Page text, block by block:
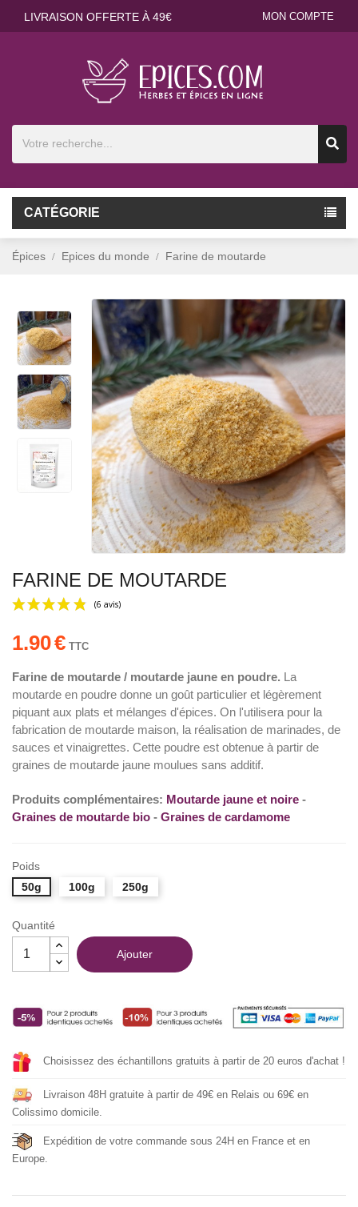
LIVRAISON OFFERTE À 49€ MON COMPTE
CATÉGORIE
Épices Epices du monde Farine de moutarde
FARINE DE MOUTARDE
(6 avis)
1.90€ TTC
Farine de moutarde / moutarde jaune en poudre. La
moutarde en poudre donne un goût particulier et légèrement
piquant aux plats et mélanges d'épices. On l'utilisera pour la
fabrication de moutarde maison, la réalisation de marinades, de
sauces et vinaigrettes. Cette poudre est obtenue à partir de
graines de moutarde jaune moulues sans additif.
Produits complémentaires: Moutarde jaune et noire -
Graines de moutarde bio - Graines de cardamome
Poids
50g
100g 250g
Quantité
Ajouter
Choisissez des échantillons gratuits à partir de 20 euros d'achat !
Livraison 48H gratuite à partir de 49€ en Relais ou 69€ en
Colissimo domicile.
Expédition de votre commande sous 24H en France et en
Europe.